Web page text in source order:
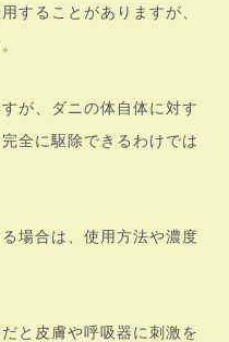
することがありますが、
が、ダニの体自体に対す
全に駆除できるわけでは
場合は、使用方法や濃度
と皮膚や呼吸器に刺激を